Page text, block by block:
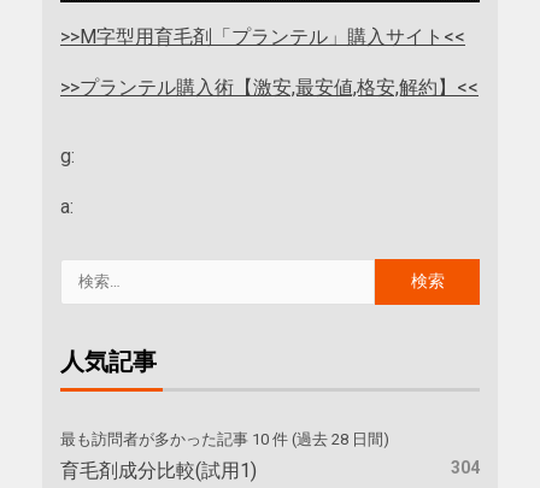
>>M字型用育毛剤「プランテル」購入サイト<<
>>プランテル購入術【激安,最安値,格安,解約】<<
g:
a:
人気記事
最も訪問者が多かった記事 10 件 (過去 28 日間)
育毛剤成分比較(試用1) 304